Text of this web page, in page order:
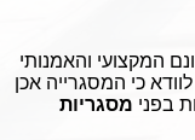
המקצועי והאמנותי
כי המסגרייה אכן
בפני מסגריות